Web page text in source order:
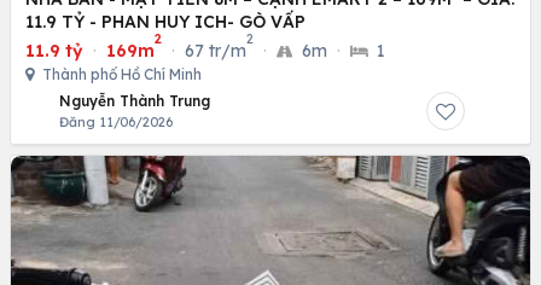
11.9 TỶ - PHAN HUY ICH- GÒ VẤP
11.9 tỷ · 169m
2
· 67 tr/m
2
· 6m · 1
Thành phố Hồ Chí Minh
Nguyễn Thành Trung
Đăng 11/06/2026